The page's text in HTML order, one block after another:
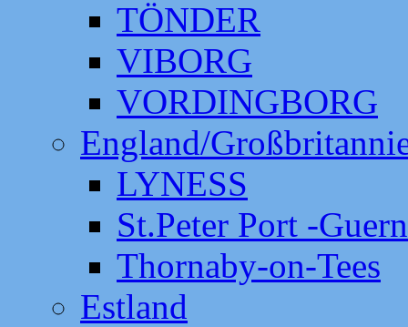
TÖNDER
VIBORG
VORDINGBORG
England/
LYNESS
St.Peter Port -
Thornaby-on-Tees
Estland